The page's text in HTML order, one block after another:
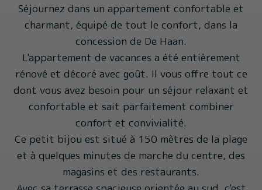
Séjournez dans un appartement confortable et
charmant, équipé de tout le confort, dans la
concession de De Haan.
L'appartement de vacances a été entièrement
rénové et décoré avec goût. Il vous offre tout ce
dont vous avez besoin pour un séjour relaxant et
confortable et sait parfaitement combiner
confort et convivialité.
Ce petit bijou est situé à 150 mètres de la plage
et à quelques minutes de marche du centre, des
magasins et des restaurants.